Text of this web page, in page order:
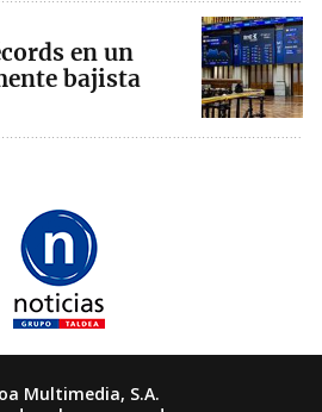
en un
bajista
Multimedia, S.A.